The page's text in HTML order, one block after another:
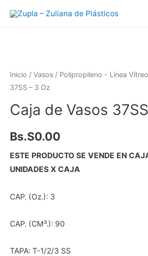
Inicio / Vasos / Polipropileno - Línea Vítreo
37SS – 3 Oz
Caja de Vasos
Bs.S0.00
ESTE PRODUCTO SE VENDE EN
UNIDADES X CAJA
CAP. (Oz.): 3
CAP. (CM³.): 90
TAPA: T-1/2/3 SS